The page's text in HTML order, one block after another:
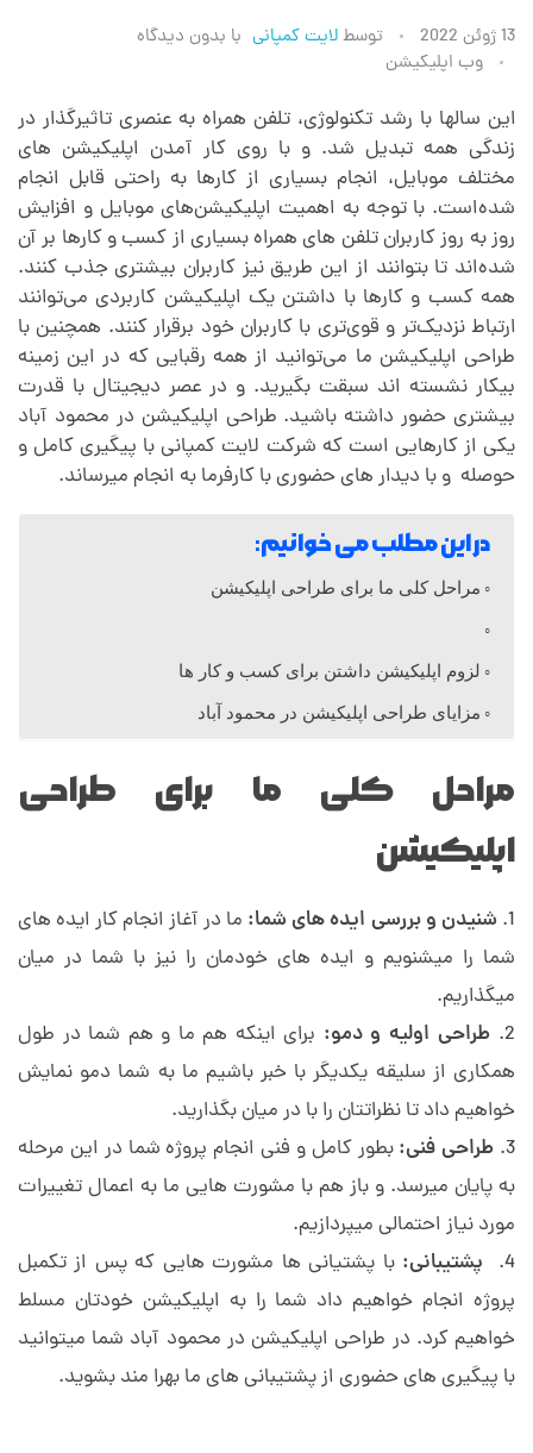
ط
ر
ا
ح
ی
ا
پ
ک
ش
ن
د
ر
م
ح
م
و
د
13 ژوئن 2022 توسطلایت کمپانی با بدون دیدگاه
وب اپلیکیشن
این سالها با رشد تکنولوژی، تلفن همراه به عنصری تاثیرگذار در
زندگی همه تبدیل شد. و با روی کار آمدن اپلیکیشن‌ های
مختلف موبایل، انجام بسیاری از کارها به راحتی قابل انجام
شده‌است. با توجه به اهمیت اپلیکیشن‌های موبایل و افزایش
روز به روز کاربران تلفن های همراه بسیاری از کسب و کارها بر آن
شده‌اند تا بتوانند از این طریق نیز کاربران بیشتری جذب کنند.
همه کسب و کارها با داشتن یک اپلیکیشن کاربردی می‌توانند
ارتباط نزدیک‌تر و قوی‌تری با کاربران خود برقرار کنند. همچنین با
طراحی اپلیکیشن ما می‌توانید از همه رقبایی که در این زمینه
بیکار نشسته اند سبقت بگیرید. و در عصر دیجیتال با قدرت
بیشتری حضور داشته باشید. طراحی اپلیکیشن در محمود آباد
یکی از کارهایی است که شرکت لایت کمپانی با پیگیری کامل و
حوصله و با دیدار های حضوری با کارفرما به انجام میرساند.
در این مطلب می خوانیم:
مراحل کلی ما برای طراحی اپلیکیشن
لزوم اپلیکیشن داشتن برای کسب و کار ها
مزایای طراحی اپلیکیشن در محمود آباد
مراحل کلی ما برای طراحی
اپلیکیشن
شنیدن و بررسی ایده های شما: ما در آغاز انجام کار ایده های
شما را میشنویم و ایده های خودمان را نیز با شما در میان
میگذاریم.
طراحی اولیه و دمو: برای اینکه هم ما و هم شما در طول
همکاری از سلیقه یکدیگر با خبر باشیم ما به شما دمو نمایش
خواهیم داد تا نظراتتان را با در میان بگذارید.
طراحی فنی:بطور کامل و فنی انجام پروژه شما در این مرحله
به پایان میرسد. و باز هم با مشورت هایی ما به اعمال تغییرات
مورد نیاز احتمالی میپردازیم.
پشتیبانی: با پشتیانی ها مشورت هایی که پس از تکمبل
پروژه انجام خواهیم داد شما را به اپلیکیشن خودتان مسلط
خواهیم کرد. در طراحی اپلیکیشن در محمود آباد شما میتوانید
با پیگیری های حضوری از پشتیبانی های ما بهرا مند بشوید.